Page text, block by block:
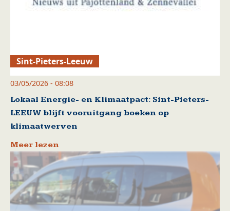
Sint-Pieters-Leeuw
03/05/2026 - 08:08
Lokaal Energie- en Klimaatpact: Sint-Pieters-
LEEUW blijft vooruitgang boeken op
klimaatwerven
Meer lezen